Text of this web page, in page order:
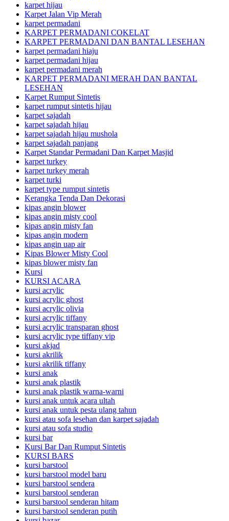
karpet hijau
Karpet Jalan Vip Merah
karpet permadani
KARPET PERMADANI COKELAT
KARPET PERMADANI DAN BANTAL LESEHAN
karpet permadani hiaju
karpet permadani hijau
karpet permadani merah
KARPET PERMADANI MERAH DAN BANTAL
LESEHAN
Karpet Rumput Sintetis
karpet rumput sintetis hijau
karpet sajadah
karpet sajadah hijau
karpet sajadah hijau mushola
karpet sajadah panjang
Karpet Standar Permadani Dan Karpet Masjid
karpet turkey
karpet turkey merah
karpet turki
karpet type rumput sintetis
Kerangka Tenda Dan Dekorasi
kipas angin blower
kipas angin misty cool
kipas angin misty fan
kipas angin modern
kipas angin uap air
Kipas Blower Misty Cool
kipas blower misty fan
Kursi
KURSI ACARA
kursi acrylic
kursi acrylic ghost
kursi acrylic olivia
kursi acrylic tiffany
kursi acrylic transparan ghost
kursi acrylic type tiffany vip
kursi akjad
kursi akrilik
kursi akrilik tiffany
kursi anak
kursi anak plastik
kursi anak plastik warna-warni
kursi anak untuk acara ultah
kursi anak untuk pesta ulang tahun
kursi atau sofa lesehan dan karpet sajadah
kursi atau sofa studio
kursi bar
Kursi Bar Dan Rumput Sintetis
KURSI BARS
kursi barstool
kursi barstool model baru
kursi barstool sendera
kursi barstool senderan
kursi barstool senderan hitam
kursi barstool senderan putih